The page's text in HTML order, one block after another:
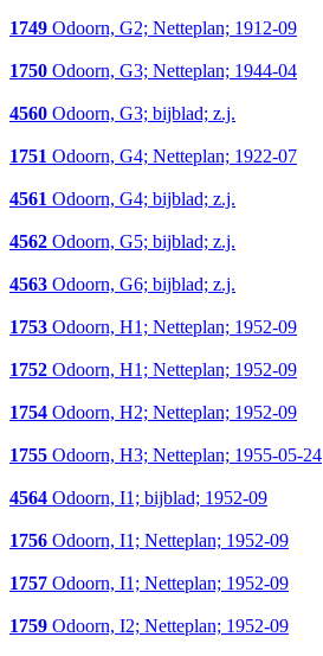
1749 Odoorn, G2; Netteplan; 1912-09
1750 Odoorn, G3; Netteplan; 1944-04
4560 Odoorn, G3; bijblad; z.j.
1751 Odoorn, G4; Netteplan; 1922-07
4561 Odoorn, G4; bijblad; z.j.
4562 Odoorn, G5; bijblad; z.j.
4563 Odoorn, G6; bijblad; z.j.
1753 Odoorn, H1; Netteplan; 1952-09
1752 Odoorn, H1; Netteplan; 1952-09
1754 Odoorn, H2; Netteplan; 1952-09
1755 Odoorn, H3; Netteplan; 1955-05-24
4564 Odoorn, I1; bijblad; 1952-09
1756 Odoorn, I1; Netteplan; 1952-09
1757 Odoorn, I1; Netteplan; 1952-09
1759 Odoorn, I2; Netteplan; 1952-09